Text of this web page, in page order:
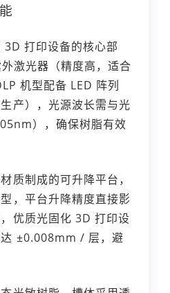
打印设备的核心部
激光器（精度高，适合
机型配备 LED 阵列
产），光源波长需与光
），确保树脂有效
质制成的可升降平台，
，平台升降精度直接影
优质光固化 3D 打印设
±0.008mm / 层，避